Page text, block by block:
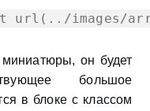
url(../images/
он будет
большое
в блоке с классом